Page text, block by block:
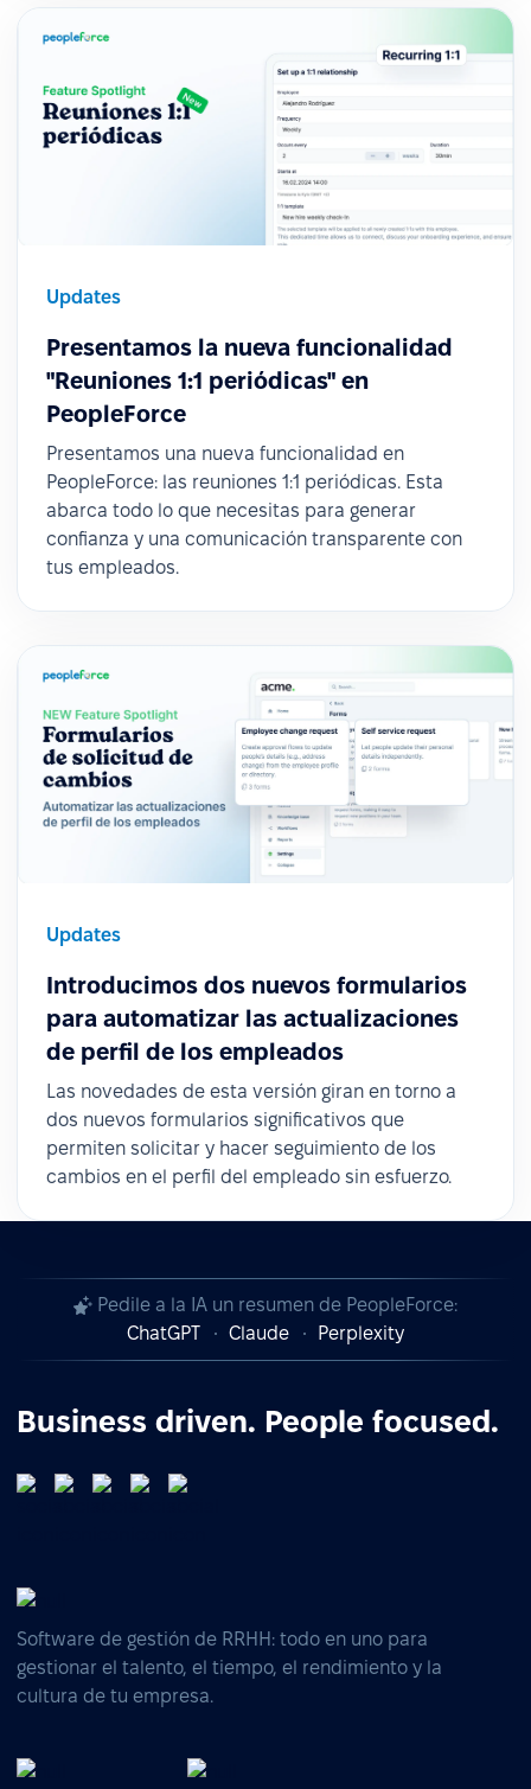
Updates
Presentamos la nueva funcionalidad
"Reuniones 1:1 periódicas" en
PeopleForce
Presentamos una nueva funcionalidad en
PeopleForce: las reuniones 1:1 periódicas. Esta
abarca todo lo que necesitas para generar
confianza y una comunicación transparente con
tus empleados.
Updates
Introducimos dos nuevos formularios
para automatizar las actualizaciones
de perfil de los empleados
Las novedades de esta versión giran en torno a
dos nuevos formularios significativos que
permiten solicitar y hacer seguimiento de los
cambios en el perfil del empleado sin esfuerzo.
Pedile a la IA un resumen de PeopleForce:
ChatGPT
Claude Perplexity
Business driven. People focused.
Software de gestión de RRHH: todo en uno para
gestionar el talento, el tiempo, el rendimiento y la
cultura de tu empresa.